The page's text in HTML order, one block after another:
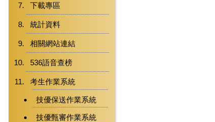
下載專區
統計資料
相關網站連結
536語音查榜
考生作業系統
技優保送作業系統
技優甄審作業系統